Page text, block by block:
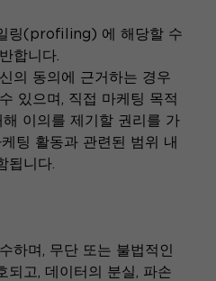
링(profiling) 에 해당할 수
합니다.
의 동의에 근거하는 경우
있으며, 직접 마케팅 목적
이의를 제기할 권리를 가
팅 활동과 관련된 범위 내
됩니다.
하며, 무단 또는 불법적인
되고, 데이터의 분실, 파손